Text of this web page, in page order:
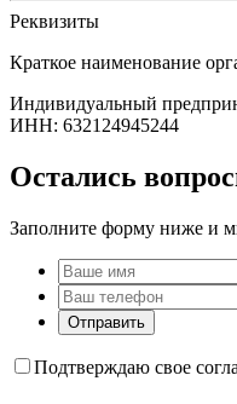
Реквизиты
Краткое наименование
Индивидуальный
ИНН: 632124945244
Остались
Заполните форму ниже и
Отправить
Подтверждаю свое